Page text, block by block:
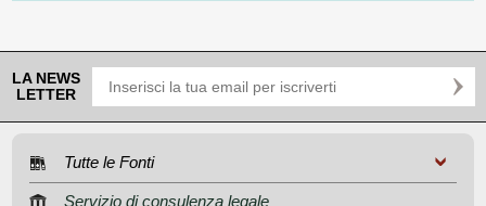
LA NEWS
LETTER
Tutte le Fonti
Servizio di consulenza legale